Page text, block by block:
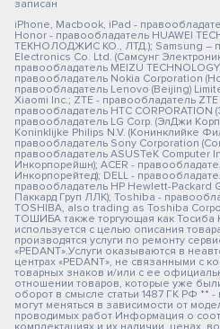
записан
iPhone, Macbook, iPad -
Honor - правообладатель HUAWEI
ТЕКНОЛОДЖИС КО., ЛТД.); Samsung –
Electronics Co. Ltd. (Самсунг
правообладатель MEIZU
правообладатель Nokia Corporation
правообладатель Lenovo (Beijing)
Xiaomi Inc.; ZTE - правообладатель
правообладатель HTC
правообладатель LG Corp. (ЭлДжи
Koninklijke Philips N.V. (Конинклийке
правообладатель Sony Corporation
правообладатель ASUSTeK Computer
Инкорпорейшн); ACER -
Инкорпорейтед); DELL -
правообладатель HP Hewlett-Packard
Паккард Груп ЛЛК); Toshiba -
TOSHIBA, also trading as Toshiba
ТОШИБА также торгующая как Тосиба
используется с целью описания
производятся услуги по ремонту
«PEDANT».Услуги оказываются в
центрах «PEDANT», не связанными с
товарных знаков и/или с ее
отношении товаров, которые уже
оборот в смысле статьи 1487 ГК РФ ** -
могут меняться в зависимости от
проводимых работ Информация о